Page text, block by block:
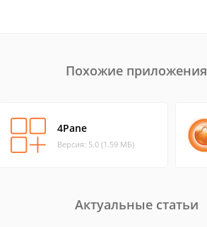
Похожие приложения
4Pane
Версия: 5.0 (1.59 МБ)
Актуальные статьи